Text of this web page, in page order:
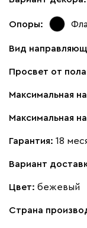
Опоры:
Вид
Просвет от
Максимальная
Максимальная
Гарантия: 18
Вариант
Цвет: бежевый
Страна